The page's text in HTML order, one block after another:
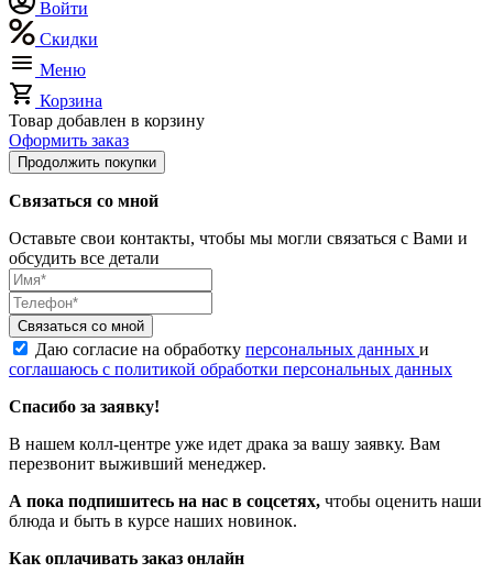
Войти
Скидки
Меню
Корзина
Товар добавлен в корзину
Оформить заказ
Продолжить покупки
Связаться со мной
Оставьте свои контакты, чтобы мы могли связаться с Вами и
обсудить все детали
Связаться со мной
Даю согласие на обработку персональных данных и
соглашаюсь с политикой обработки персональных данных
Спасибо за заявку!
В нашем колл-центре уже идет драка за вашу заявку. Вам
перезвонит выживший менеджер.
А пока подпишитесь на нас в соцсетях, чтобы оценить наши
блюда и быть в курсе наших новинок.
Как оплачивать заказ онлайн